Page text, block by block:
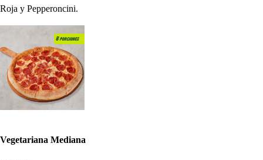
Roja y Pepperoncini.
Vegetariana Mediana